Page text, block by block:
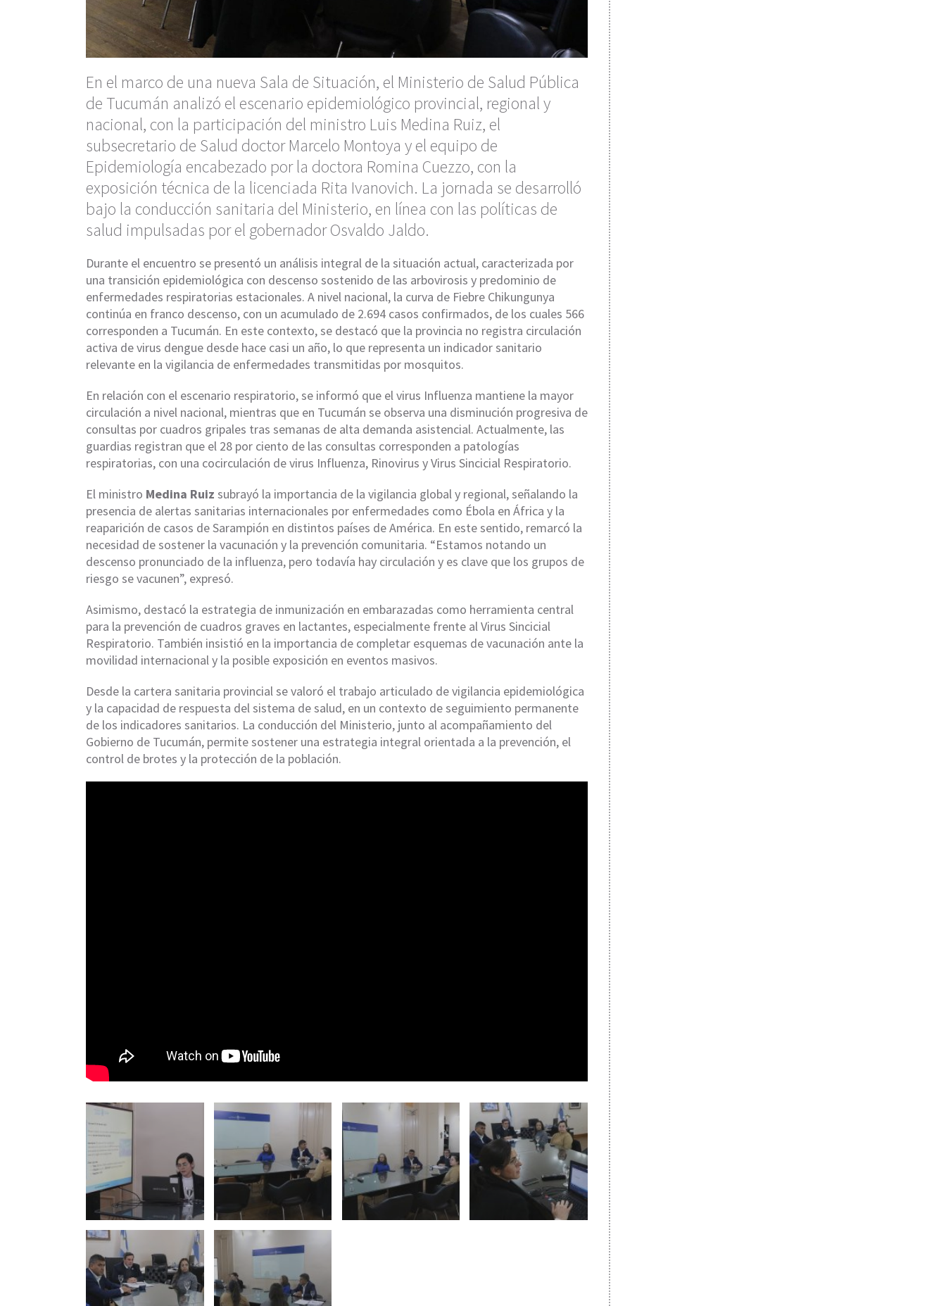
En el marco de una nueva Sala de Situación, el Ministerio de Salud Pública
de Tucumán analizó el escenario epidemiológico provincial, regional y
nacional, con la participación del ministro Luis Medina Ruiz, el
subsecretario de Salud doctor Marcelo Montoya y el equipo de
Epidemiología encabezado por la doctora Romina Cuezzo, con la
exposición técnica de la licenciada Rita Ivanovich. La jornada se desarrolló
bajo la conducción sanitaria del Ministerio, en línea con las políticas de
salud impulsadas por el gobernador Osvaldo Jaldo.
Durante el encuentro se presentó un análisis integral de la situación actual, caracterizada por
una transición epidemiológica con descenso sostenido de las arbovirosis y predominio de
enfermedades respiratorias estacionales. A nivel nacional, la curva de Fiebre Chikungunya
continúa en franco descenso, con un acumulado de 2.694 casos confirmados, de los cuales 566
corresponden a Tucumán. En este contexto, se destacó que la provincia no registra circulación
activa de virus dengue desde hace casi un año, lo que representa un indicador sanitario
relevante en la vigilancia de enfermedades transmitidas por mosquitos.
En relación con el escenario respiratorio, se informó que el virus Influenza mantiene la mayor
circulación a nivel nacional, mientras que en Tucumán se observa una disminución progresiva de
consultas por cuadros gripales tras semanas de alta demanda asistencial. Actualmente, las
guardias registran que el 28 por ciento de las consultas corresponden a patologías
respiratorias, con una cocirculación de virus Influenza, Rinovirus y Virus Sincicial Respiratorio.
El ministro Medina Ruiz subrayó la importancia de la vigilancia global y regional, señalando la
presencia de alertas sanitarias internacionales por enfermedades como Ébola en África y la
reaparición de casos de Sarampión en distintos países de América. En este sentido, remarcó la
necesidad de sostener la vacunación y la prevención comunitaria. “Estamos notando un
descenso pronunciado de la influenza, pero todavía hay circulación y es clave que los grupos de
riesgo se vacunen”, expresó.
Asimismo, destacó la estrategia de inmunización en embarazadas como herramienta central
para la prevención de cuadros graves en lactantes, especialmente frente al Virus Sincicial
Respiratorio. También insistió en la importancia de completar esquemas de vacunación ante la
movilidad internacional y la posible exposición en eventos masivos.
Desde la cartera sanitaria provincial se valoró el trabajo articulado de vigilancia epidemiológica
y la capacidad de respuesta del sistema de salud, en un contexto de seguimiento permanente
de los indicadores sanitarios. La conducción del Ministerio, junto al acompañamiento del
Gobierno de Tucumán, permite sostener una estrategia integral orientada a la prevención, el
control de brotes y la protección de la población.